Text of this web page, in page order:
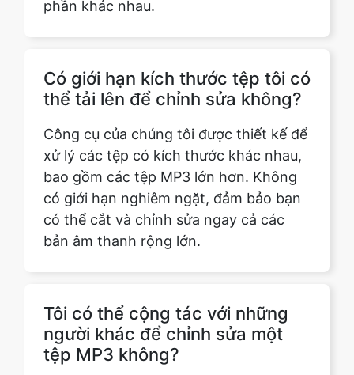
Có giới hạn kích thước tệp tôi có
xử lý các tệp có kích thước khác nhau,
bao gồm các tệp MP3 lớn hơn. Không
có giới hạn nghiêm ngặt, đảm bảo bạn
có thể cắt và chỉnh sửa ngay cả các
bản âm thanh rộng lớn.
Tôi có thể cộng tác với những
Hiện tại, công cụ của chúng tôi được
thiết kế để sử dụng cá nhân. Tuy nhiên,
bạn có thể chia sẻ tệp đã chỉnh sửa với